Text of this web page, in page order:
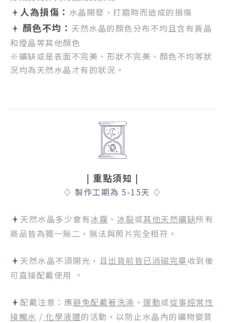
人為損傷： 水晶開發、打磨時而造成的損傷
顏色不均： 天然水晶的顏色分布不均且含有黃晶
和煙晶等其他顏色
※礦缺或是表面不完美、形狀不完美、顏色不均等狀
況均為天然水晶才有的狀況。
| 重點須知 |
♢ 製作工期為 5-15天 ♢
天然水晶多少會有冰霧 、 冰裂或其他天然礦缺所有
商品皆為獨一無二，無法與照片完全相符。
天然水晶不須開光，且 出貨前皆已消磁完畢收到後
可直接配戴使用 。
配戴注意：應避免配戴著洗澡 、 運動或從事經常性
接觸水 / 化學液體的活動，以防止水晶內的礦物變質